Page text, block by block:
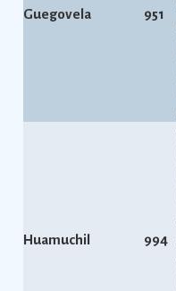
Guegovela 951
Huamuchil 994